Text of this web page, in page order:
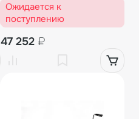
Ожидается к
поступлению
47 252 ₽